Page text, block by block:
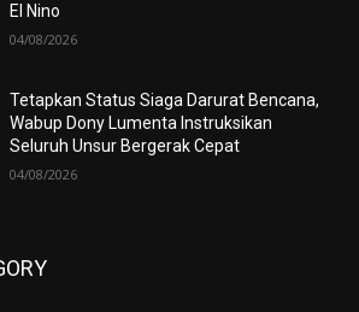
El Nino
04/08/2026
Tetapkan Status Siaga Darurat Bencana,
Wabup Dony Lumenta Instruksikan
Seluruh Unsur Bergerak Cepat
04/08/2026